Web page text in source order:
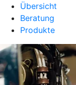
Übersicht
Beratung
Produkte